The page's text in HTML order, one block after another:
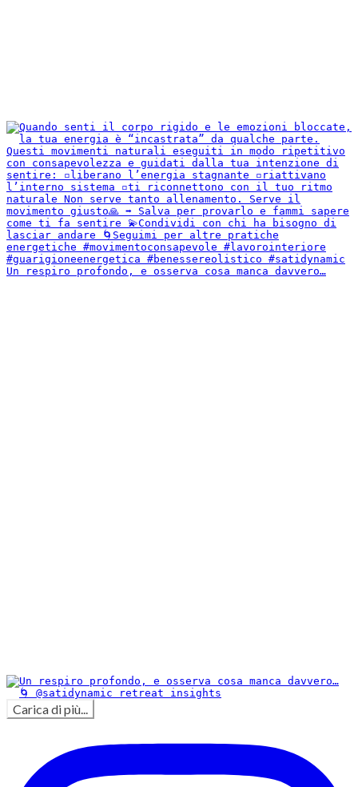
Un respiro profondo, e osserva cosa manca davvero…
Carica di più...